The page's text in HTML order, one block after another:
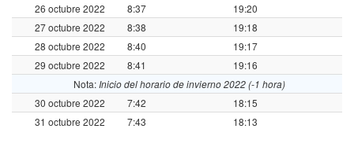
26 octubre 2022
8:37
19:20
27 octubre 2022
8:38
19:18
28 octubre 2022
8:40
19:17
29 octubre 2022
8:41
19:16
Nota: Inicio del horario de invierno 2022 (-1 hora)
30 octubre 2022
7:42
18:15
31 octubre 2022
7:43 18:13